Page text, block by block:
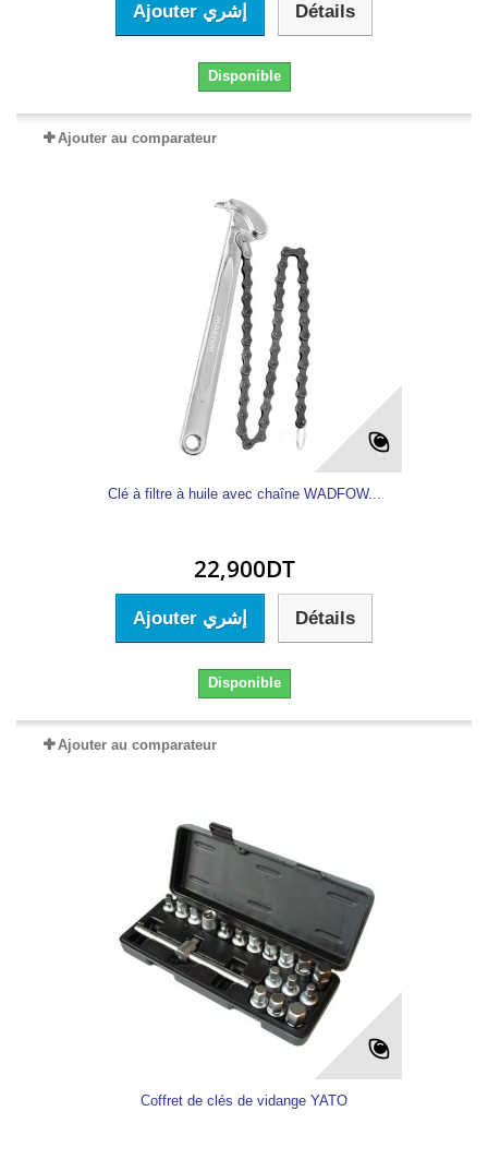
Ajouter إشري Détails
Disponible
Ajouter au comparateur
Clé à filtre à huile avec chaîne WADFOW...
22,900DT
Ajouter إشري Détails
Disponible
Ajouter au comparateur
Coffret de clés de vidange YATO